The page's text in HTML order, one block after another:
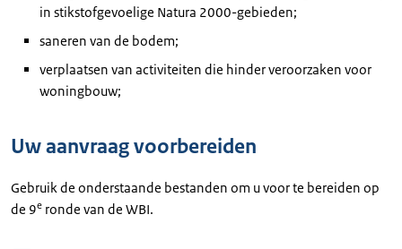
in stikstofgevoelige Natura 2000-gebieden;
saneren van de bodem;
verplaatsen van activiteiten die hinder veroorzaken voor
woningbouw;
Uw aanvraag voorbereiden
Gebruik de onderstaande bestanden om u voor te bereiden op
de 9e ronde van de WBI.